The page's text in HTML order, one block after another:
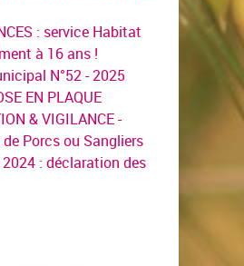
: service Habitat
à 16 ans !
N°52 - 2025
EN PLAQUE
& VIGILANCE -
Porcs ou Sangliers
: déclaration des